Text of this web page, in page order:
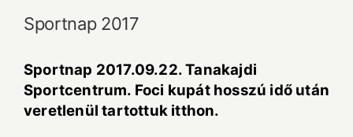
Sportnap 2017
Sportnap 2017.09.22. Tanakajdi
Sportcentrum. Foci kupát hosszú idő után
veretlenül tartottuk itthon.